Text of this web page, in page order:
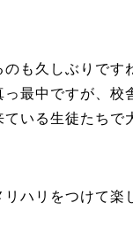
のも久しぶりです
っ最中ですが、校
いる生徒たちで
リハリをつけて楽